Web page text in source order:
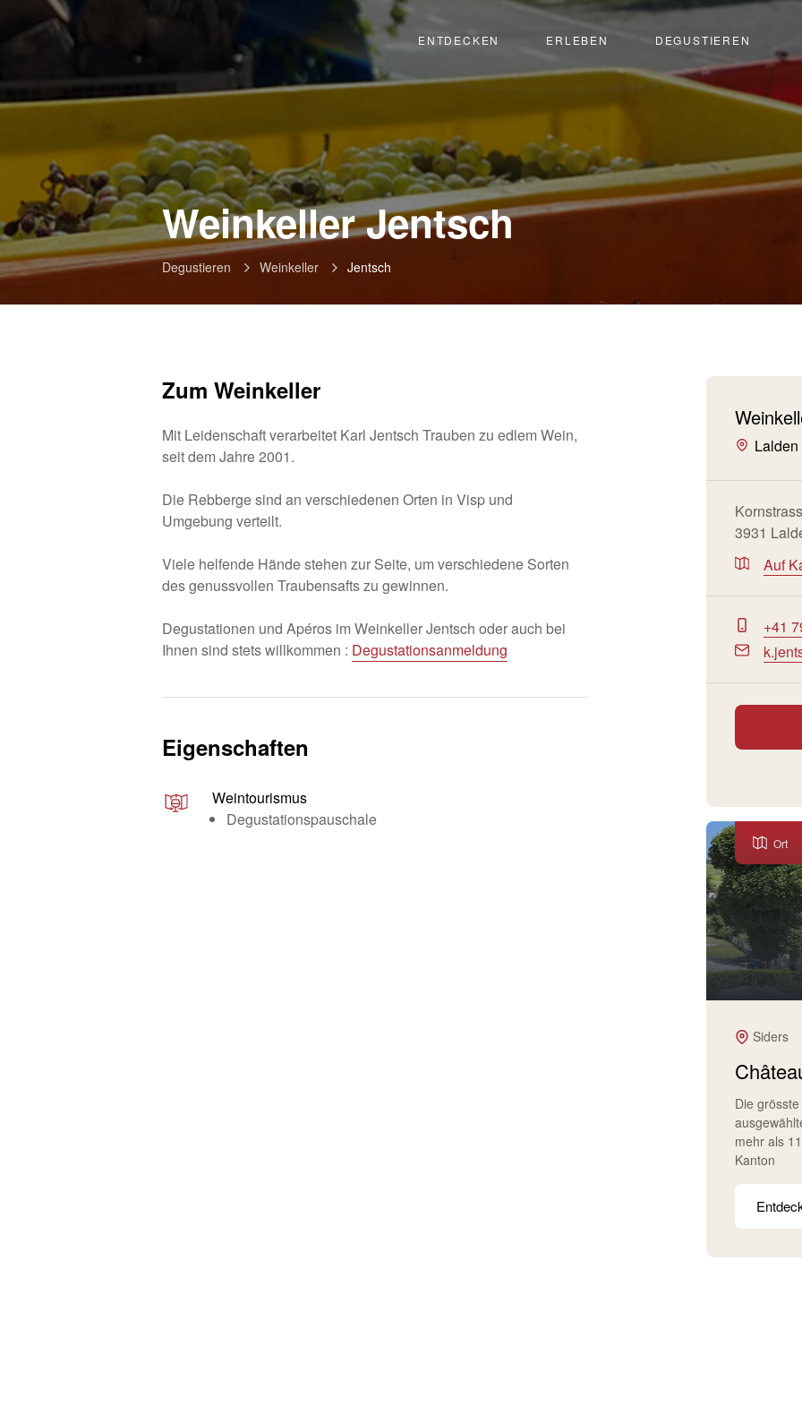
ENTDECKEN ERLEBEN DEGUSTIEREN
Weinkeller Jentsch-
Degustieren Weinkeller Jentsch
Zum Weinkeller
Mit Leidenschaft verarbeitet Karl Jentsch Trauben zu edlem Wein,
seit dem Jahre 2001.
Die Rebberge sind an verschiedenen Orten in Visp und
Umgebung verteilt.
Viele helfende Hände stehen zur Seite, um verschiedene Sorten
des genussvollen Traubensafts zu gewinnen.
Degustationen und Apéros im Weinkeller Jentsch oder auch bei
Ihnen sind stets willkommen : Degustationsanmeldung
Eigenschaften
Weintourismus
Degustationspauschale
Lalden
3931
Auf
+41
Ort
Siders
Die
mehr als
Kanton